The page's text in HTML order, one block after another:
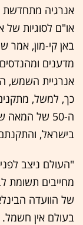
אנרגיה מתחדשת
או"ם לסוגיות של
באן קי-מון, אמר
מדענים
אנרגיית השמש,
כך, למשל,
בישראל,
"העולם ניצב
מחייבים תשומת
של הוועדה
בעולם אין